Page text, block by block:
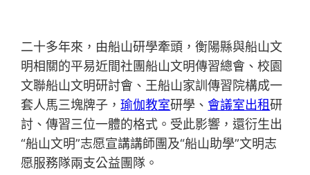
二十多年來，由船山研學牽頭，衡陽縣與船山文
明相關的平易近間社團船山文明傳習總會、校園
文聯船山文明研討會、王船山家訓傳習院構成一
套人馬三塊牌子，瑜伽教室研學、會議室出租研
討、傳習三位一體的格式。受此影響，還衍生出
“船山文明”志愿宣講講師團及“船山助學”文明志
愿服務隊兩支公益團隊。